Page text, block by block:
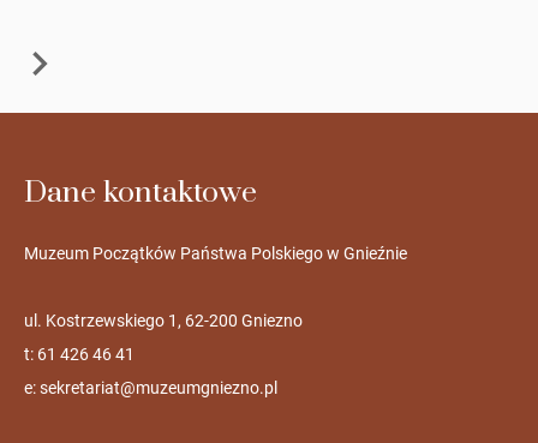
Dane kontaktowe
Muzeum Początków Państwa Polskiego w Gnieźnie
ul. Kostrzewskiego 1, 62-200 Gniezno
t: 61 426 46 41
e:sekretariat@muzeumgniezno.pl